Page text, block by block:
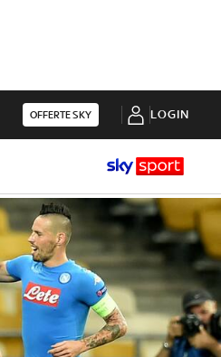
OFFERTE SKY LOGIN